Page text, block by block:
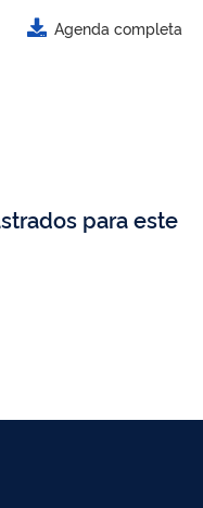
Agenda completa
para este